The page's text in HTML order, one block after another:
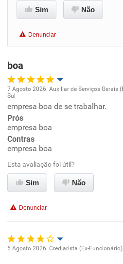
Conciliação com a vida familiar
Recomenda a diretoria
Sim Não
Denunciar
boa
Ambiente de trabalho
Conciliação com a vida familiar
Benefícios
7 Agosto 2026. Auxiliar de Serviços Gerais
Sul
empresa boa de se trabalhar.
Prós
empresa boa
Contras
empresa boa
Esta avaliação foi útil?
Sim Não
Denunciar
5 Agosto 2026. Crediarista (Ex-